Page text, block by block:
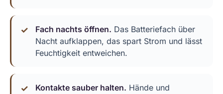
Fach nachts öffnen. Das Batteriefach über
Nacht aufklappen, das spart Strom und lässt
Feuchtigkeit entweichen.
Kontakte sauber halten. Hände und